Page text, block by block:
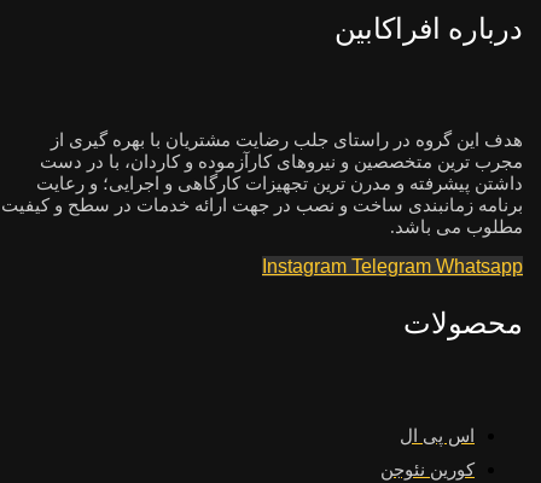
درباره افراکابین
هدف این گروه در راستای جلب رضایت مشتریان با بهره گیری از
مجرب ترین متخصصین و نیروهای کارآزموده و کاردان، با در دست
داشتن پیشرفته و مدرن ترین تجهیزات کارگاهی و اجرایی؛ و رعایت
برنامه زمانبندی ساخت و نصب در جهت ارائه خدمات در سطح و کیفیت
مطلوب می باشد.
Instagram Telegram Whatsapp
محصولات
اس پی ال
کورین نئوجن